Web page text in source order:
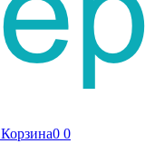
Корзина0 0